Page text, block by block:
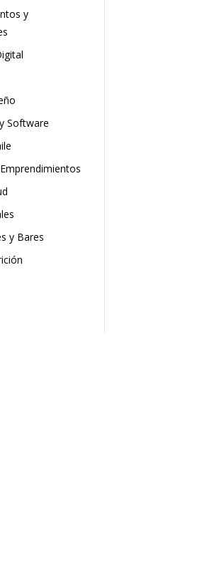
y
Software
y Bares